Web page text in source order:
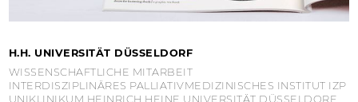
H.H. UNIVERSITÄT DÜSSELDORF
WISSENSCHAFTLICHE MITARBEIT
INTERDISZIPLINÄRES PALLIATIVMEDIZINISCHES INSTITUT IZP
UNIKLINIKUM HEINRICH HEINE UNIVERSITÄT DÜSSELDORF